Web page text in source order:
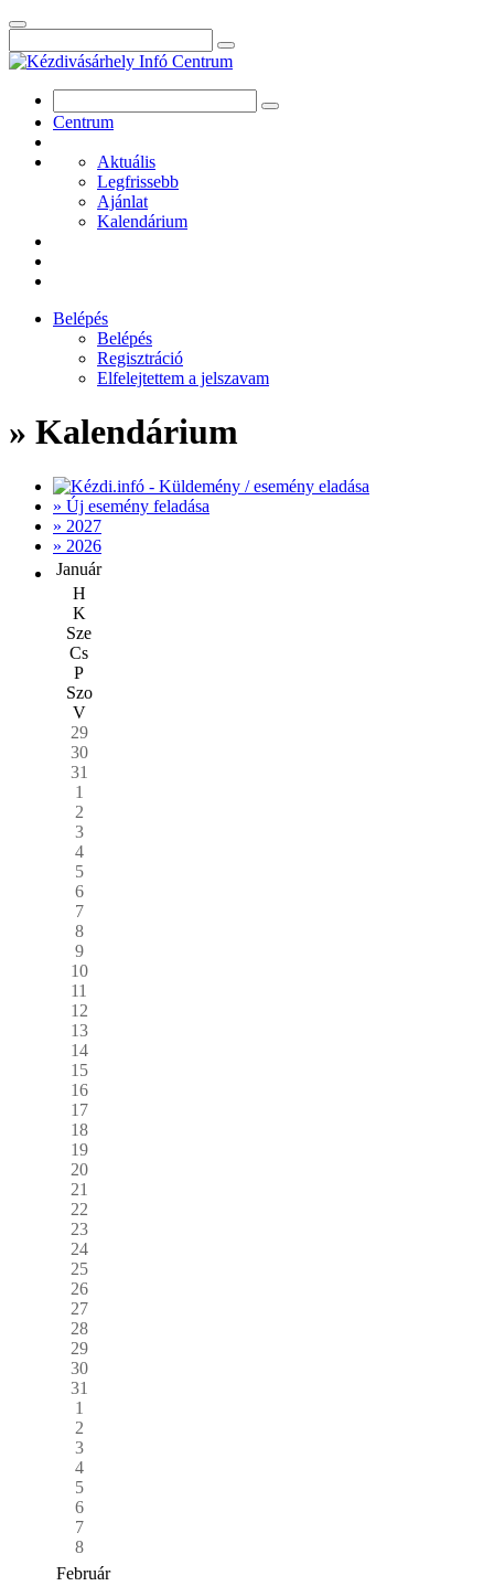
Centrum
Aktuális
Legfrissebb
Ajánlat
Kalendárium
Belépés
Belépés
Regisztráció
Elfelejtettem a jelszavam
» Kalendárium
» Új esemény feladása
» 2027
» 2026
Január
H
K
Sze
Cs
P
Szo
V
29
30
31
1
2
3
4
5
6
7
8
9
10
11
12
13
14
15
16
17
18
19
20
21
22
23
24
25
26
27
28
29
30
31
1
2
3
4
5
6
7
8
Február